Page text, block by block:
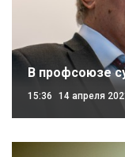
В профсоюзе
15:36 14 апреля